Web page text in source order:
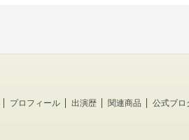
プロフィール 出演歴 関連商品 公式ブロ